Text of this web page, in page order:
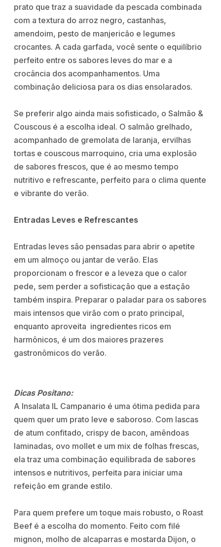
prato que traz a suavidade da pescada combinada
com a textura do arroz negro, castanhas,
amendoim, pesto de manjericão e legumes
crocantes. A cada garfada, você sente o equilíbrio
perfeito entre os sabores leves do mar e a
crocância dos acompanhamentos. Uma
combinação deliciosa para os dias ensolarados.
Se preferir algo ainda mais sofisticado, o Salmão &
Couscous é a escolha ideal. O salmão grelhado,
acompanhado de gremolata de laranja, ervilhas
tortas e couscous marroquino, cria uma explosão
de sabores frescos, que é ao mesmo tempo
nutritivo e refrescante, perfeito para o clima quente
e vibrante do verão.
Entradas Leves e Refrescantes
Entradas leves são pensadas para abrir o apetite
em um almoço ou jantar de verão. Elas
proporcionam o frescor e a leveza que o calor
pede, sem perder a sofisticação que a estação
também inspira. Preparar o paladar para os sabores
mais intensos que virão com o prato principal,
enquanto aproveita ingredientes ricos em
harmônicos, é um dos maiores prazeres
gastronômicos do verão.
Dicas Positano:
A Insalata IL Campanario é uma ótima pedida para
quem quer um prato leve e saboroso. Com lascas
de atum confitado, crispy de bacon, amêndoas
laminadas, ovo mollet e um mix de folhas frescas,
ela traz uma combinação equilibrada de sabores
intensos e nutritivos, perfeita para iniciar uma
refeição em grande estilo.
Para quem prefere um toque mais robusto, o Roast
Beef é a escolha do momento. Feito com filé
mignon, molho de alcaparras e mostarda Dijon, o